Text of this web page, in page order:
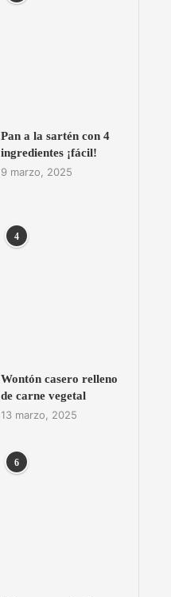
Pan a la sartén con 4
ingredientes ¡fácil!
9 marzo, 2025
4
Wontón casero relleno
de carne vegetal
13 marzo, 2025
6